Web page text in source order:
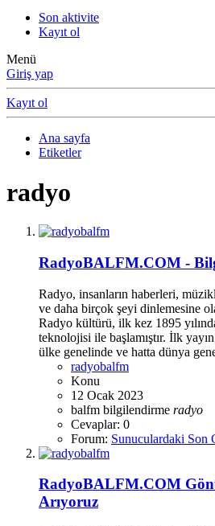
Son aktivite
Kayıt ol
Menü
Giriş yap
Kayıt ol
Ana sayfa
Etiketler
radyo
RadyoBALFM.COM -
Radyo, insanların haberleri,
ve daha birçok şeyi dinlemesine
Radyo kültürü, ilk kez 1895
teknolojisi ile başlamıştır. İlk
ülke genelinde ve hatta dünya
radyobalfm
Konu
12 Ocak 2023
balfm bilgilendirme radyo
Cevaplar: 0
Forum: Sunuculardaki Son
RadyoBALFM.COM
Arıyoruz